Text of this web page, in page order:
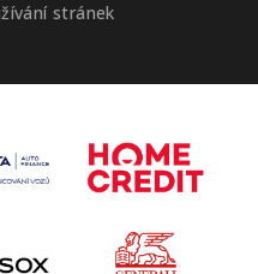
stránek